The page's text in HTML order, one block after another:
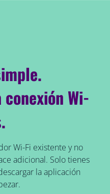
Wi-
Wi-Fi existente y no
adicional. Solo tienes
la aplicación